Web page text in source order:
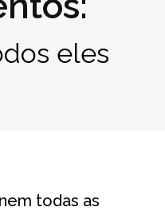
eles
todas as